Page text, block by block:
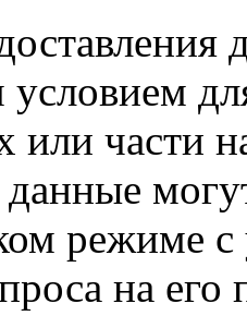
или части
данные
режиме
на его